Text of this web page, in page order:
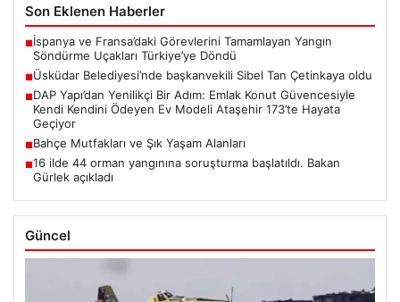
Son Eklenen Haberler
■İspanya ve Fransa’daki Görevlerini Tamamlayan Yangın
Söndürme Uçakları Türkiye’ye Döndü
■Üsküdar Belediyesi’nde başkanvekili Sibel Tan Çetinkaya oldu
■DAP Yapı’dan Yenilikçi Bir Adım: Emlak Konut Güvencesiyle
Kendi Kendini Ödeyen Ev Modeli Ataşehir 173’te Hayata
Geçiyor
■Bahçe Mutfakları ve Şık Yaşam Alanları
■16 ilde 44 orman yangınına soruşturma başlatıldı. Bakan
Gürlek açıkladı
Güncel